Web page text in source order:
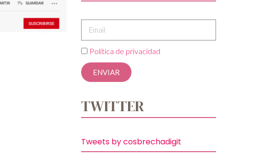
Política de privacidad
ENVIAR
TWITTER
Tweets by cosbrechadigit